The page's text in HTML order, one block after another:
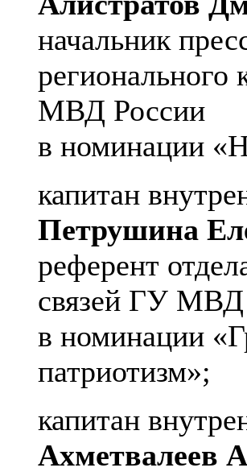
начальник
регионального
МВД России
в номинации
капитан
Петрушина
референт
связей ГУ МВД
в номинации
патриотизм»;
капитан
Ахметвалеев